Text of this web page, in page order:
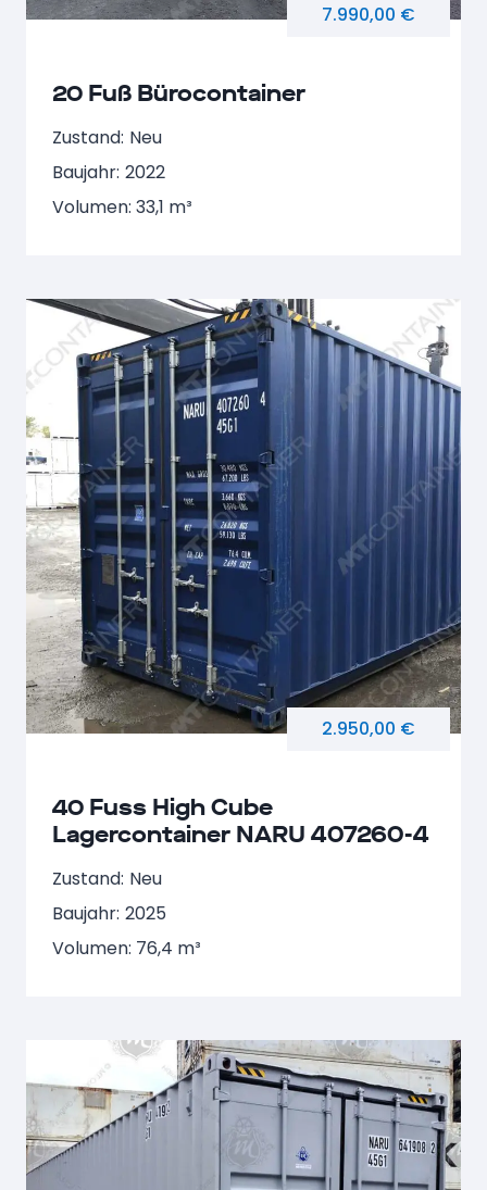
20 Fuß Bürocontainer
7.990,00 €
Zustand: Neu
Baujahr: 2022
Volumen: 33,1 m³
40 Fuss High Cube
Lagercontainer NARU 407260-4
2.950,00 €
Zustand: Neu
Baujahr: 2025
Volumen: 76,4 m³